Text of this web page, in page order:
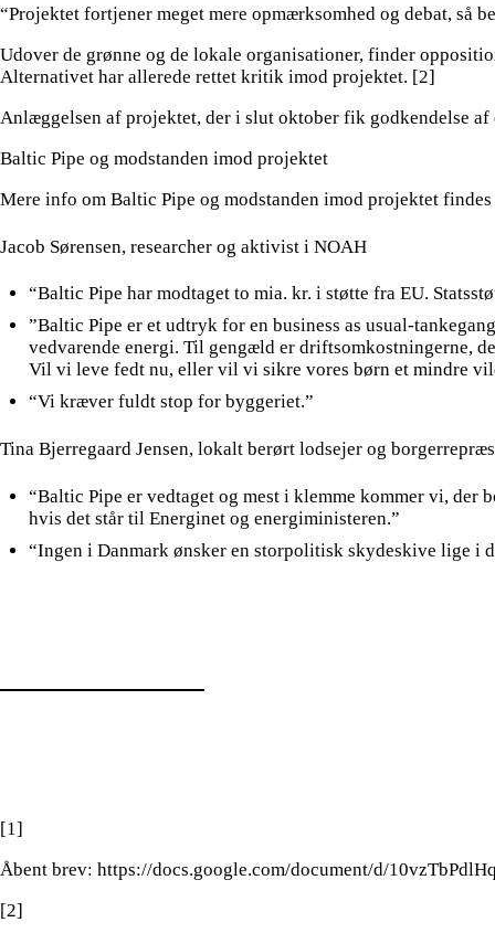
“Projektet fortjener meget mere opmærksomhed og debat, så
Udover de grønne og de lokale organisationer, finder
Alternativet har allerede rettet kritik imod projektet. [2]
Anlæggelsen af projektet, der i slut oktober fik godkendelse af
Baltic Pipe og modstanden imod projektet
Mere info om Baltic Pipe og modstanden imod projektet
Jacob Sørensen, researcher og aktivist i NOAH
“Baltic Pipe har modtaget to mia. kr. i støtte fra EU.
”Baltic Pipe er et udtryk for en business as usual-
vedvarende energi. Til gengæld er driftsomkostningerne,
Vil vi leve fedt nu, eller vil vi sikre vores børn et mindre
“Vi kræver fuldt stop for byggeriet.”
Tina Bjerregaard Jensen, lokalt berørt lodsejer og
“Baltic Pipe er vedtaget og mest i klemme kommer vi,
hvis det står til Energinet og energiministeren.”
“Ingen i Danmark ønsker en storpolitisk skydeskive lige i
[1]
Åbent brev: https://docs.google.com/document/d/
[2]